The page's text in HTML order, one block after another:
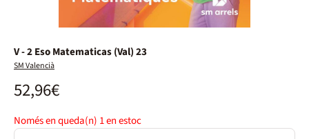
V - 2 Eso Matematicas (Val) 23
SM Valencià
52,96€
Només en queda(n) 1en estoc